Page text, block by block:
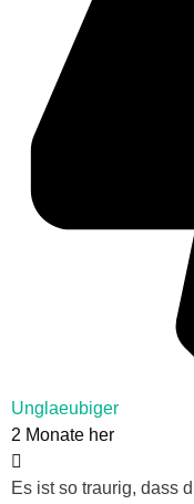
Unglaeubiger
2 Monate her
Es ist so traurig, dass